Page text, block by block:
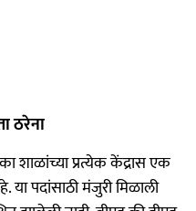
ठरेना
शाळांच्या प्रत्येक केंद्रास एक
पदांसाठी मंजुरी मिळाली